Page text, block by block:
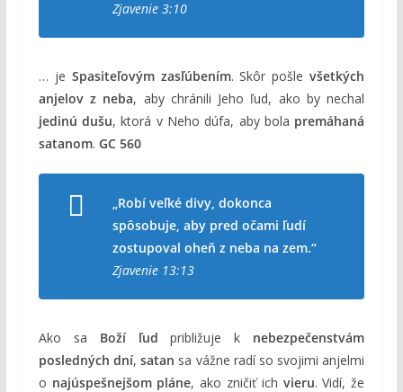
Zjavenie 3:10
… je Spasiteľovým zasľúbením. Skôr pošlevšetkých
anjelov z neba, aby chránili Jeho ľud, ako by nechal
jedinú dušu, ktorá v Neho dúfa, aby bola premáhaná
satanom. GC 560
„Robí veľké divy, dokonca
spôsobuje, aby pred očami ľudí
zostupoval oheň z neba na zem.“
Zjavenie 13:13
Ako sa Boží ľud približuje k nebezpečenstvám
posledných dní,satan sa vážne radí so svojimi anjelmi
o najúspešnejšom pláne, ako zničiť ich vieru. Vidí, že